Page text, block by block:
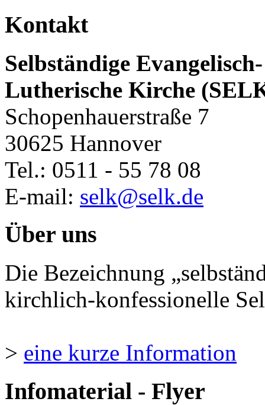
Kontakt
Selbständige Evangelisch-
Lutherische Kirche
Schopenhauerstraße 7
30625 Hannover
Tel.: 0511 - 55 78 08
E-mail: selk@selk.de
Über uns
Die Bezeichnung
kirchlich-konfessionelle
> eine kurze Information
Infomaterial - Flyer